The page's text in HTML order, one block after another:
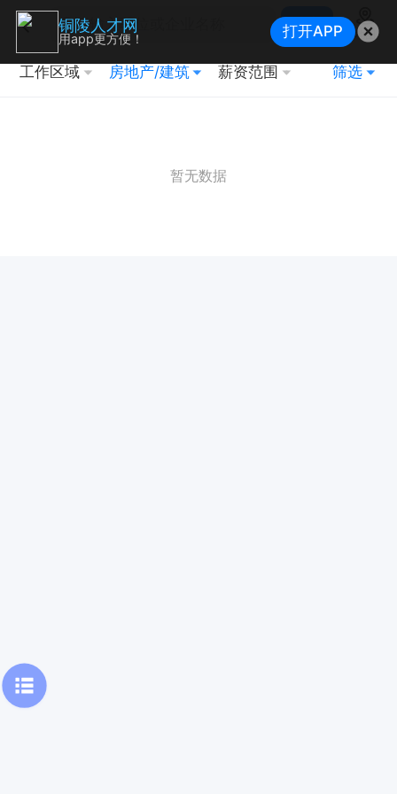
搜索
地图
工作区域 房地产/建筑 薪资范围 筛选
暂无数据
铜陵人才网
用app更方便！ 打开APP